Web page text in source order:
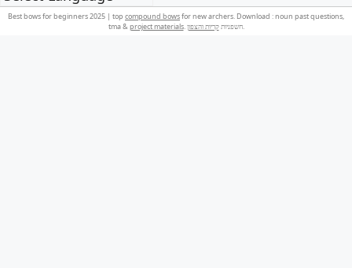
Best bows for beginners 2025 | top compound bowsfor new archers. Download : noun past questions,
tma & project materials . חשפניותקריות והצפון .